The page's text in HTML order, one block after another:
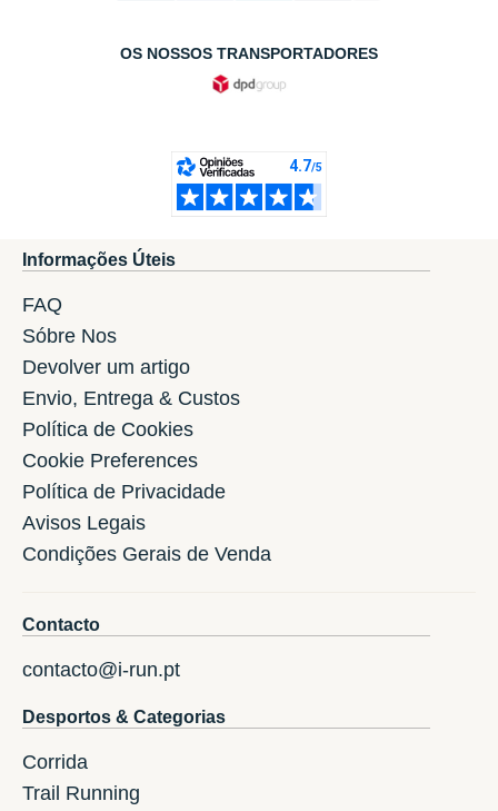
OS NOSSOS TRANSPORTADORES
Informações Úteis
FAQ
Sóbre Nos
Devolver um artigo
Envio, Entrega & Custos
Política de Cookies
Cookie Preferences
Política de Privacidade
Avisos Legais
Condições Gerais de Venda
Contacto
contacto@i-run.pt
Desportos & Categorias
Corrida
Trail Running